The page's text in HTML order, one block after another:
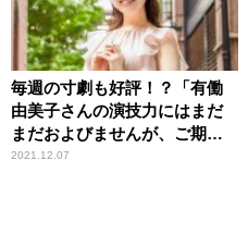
毎週の寸劇も好評！？「有働
由美子さんの演技力にはまだ
まだおよびませんが、ご期待
ください（笑）」 熊谷実帆
2021.12.07